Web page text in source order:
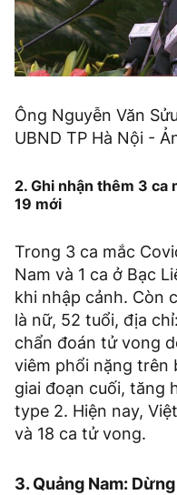
Ông Nguyễn Văn
UBND TP Hà Nội -
2. Ghi nhận thêm 3 ca
19 mới
Trong 3 ca mắc
Nam và 1 ca ở Bạc
khi nhập cảnh. Còn
là nữ, 52 tuổi, địa
chẩn đoán tử vong
viêm phổi nặng trên
giai đoạn cuối, tăng
type 2. Hiện nay,
và 18 ca tử vong.
3. Quảng Nam: